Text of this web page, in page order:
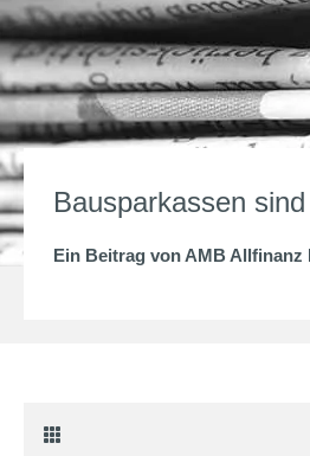
Bausparkassen
Ein Beitrag von AMB Allfinanz